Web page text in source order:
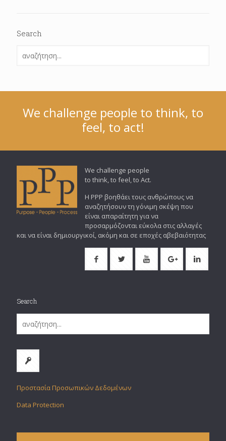
Search
We challenge people to think, to
feel, to act!
We challenge people
to think, to feel, to Act.
Η PPP βοηθάει τους ανθρώπους να
αναζητήσουν τη γόνιμη σκέψη που
είναι απαραίτητη για να
προσαρμόζονται εύκολα στις αλλαγές
και να είναι δημιουργικοί, ακόμη και σε εποχές αβεβαιότητας
Search
Προστασία Προσωπικών Δεδομένων
Data Protection